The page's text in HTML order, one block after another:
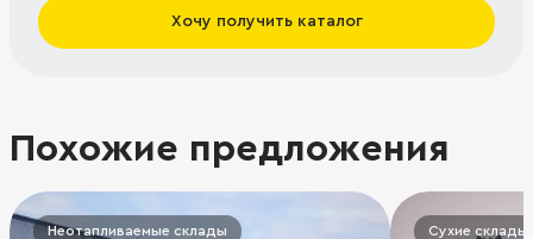
Хочу получить каталог
Похожие предложения
Неотапливаемые склады Сухие склады